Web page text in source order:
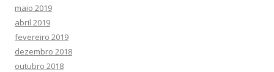
maio 2019
abril 2019
fevereiro 2019
dezembro 2018
outubro 2018